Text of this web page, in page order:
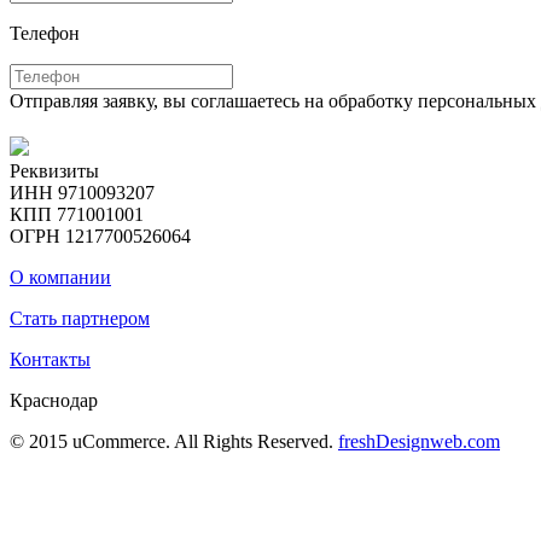
Телефон
Отправляя заявку, вы соглашаетесь на обработку
Реквизиты
ИНН 9710093207
КПП 771001001
ОГРН 1217700526064
О компании
Стать партнером
Контакты
Краснодар
© 2015 uCommerce. All Rights Reserved. freshDesignweb.com